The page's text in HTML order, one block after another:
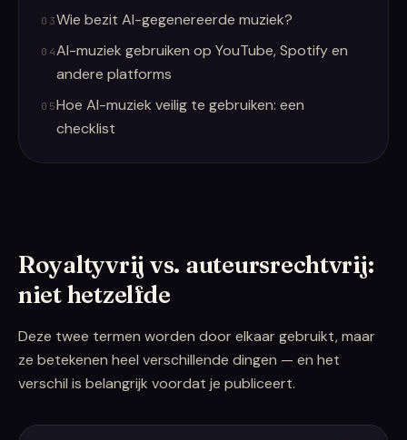
03Wie bezit AI-gegenereerde muziek?
04AI-muziek gebruiken op YouTube, Spotify en
andere platforms
05Hoe AI-muziek veilig te gebruiken: een
checklist
Royaltyvrij vs. auteursrechtvrij:
niet hetzelfde
Deze twee termen worden door elkaar gebruikt, maar
ze betekenen heel verschillende dingen — en het
verschil is belangrijk voordat je publiceert.